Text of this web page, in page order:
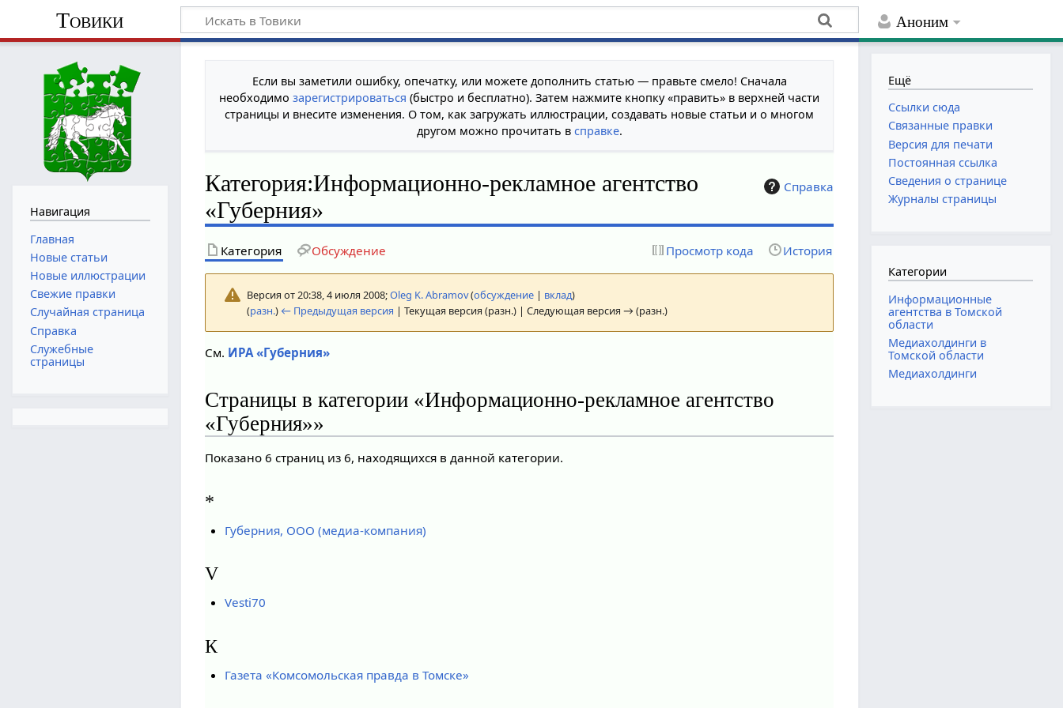
Аноним
Товики
Если вы заметили ошибку, опечатку, или можете дополнить статью — правьте смело! Сначала
необходимозарегистрироваться (быстро и бесплатно). Затем нажмите кнопку «править» в верхней части
страницы и внесите изменения. О том, как загружать иллюстрации, создавать новые статьи и о многом
другом можно прочитать в справке.
Справка
Категория:Информационно-рекламное агентство
«Губерния»
Категория Обсуждение Просмотр кода История
Версия от 20:38, 4 июля 2008;Oleg K. Abramov(обсуждение | вклад)
(разн.) ← Предыдущая версия | Текущая версия (разн.) | Следующая версия → (разн.)
См. ИРА «Губерния»
Страницы в категории «Информационно-рекламное агентство
«Губерния»»
Показано 6 страниц из 6, находящихся в данной категории.
*
Губерния, ООО (медиа-компания)
V
Vesti70
К
Газета «Комсомольская правда в Томске»
Навигация
Главная
Новые статьи
Новые иллюстрации
Свежие правки
Случайная страница
Справка
Служебные
страницы
Ещё
Ссылки сюда
Связанные правки
Версия для печати
Постоянная ссылка
Сведения о странице
Журналы страницы
Категории
Информационные
агентства в Томской
области
Медиахолдинги в
Томской области
Медиахолдинги